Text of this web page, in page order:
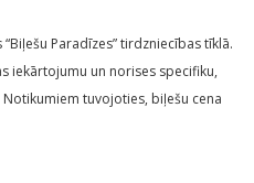
Paradīzes” tirdzniecības tīklā.
iekārtojumu un norises specifiku,
tuvojoties, biļešu cena